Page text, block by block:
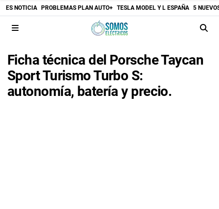
ES NOTICIA PROBLEMAS PLAN AUTO+ TESLA MODEL Y L ESPAÑA 5
Ficha técnica del Porsche Taycan
Sport Turismo Turbo S:
autonomía, batería y precio.